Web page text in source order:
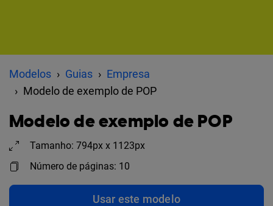
Modelos Guias
Empresa
Modelo de exemplo de POP
Modelo de exemplo de POP
Tamanho: 794px x 1123px
Número de páginas: 10
Usar este modelo